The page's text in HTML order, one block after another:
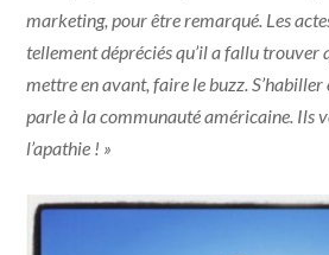
marketing, pour être remarqué. Les
tellement dépréciés qu’il a fallu trouver
mettre en avant, faire le buzz. S’habiller
parle à la communauté américaine. Ils
l’apathie ! »